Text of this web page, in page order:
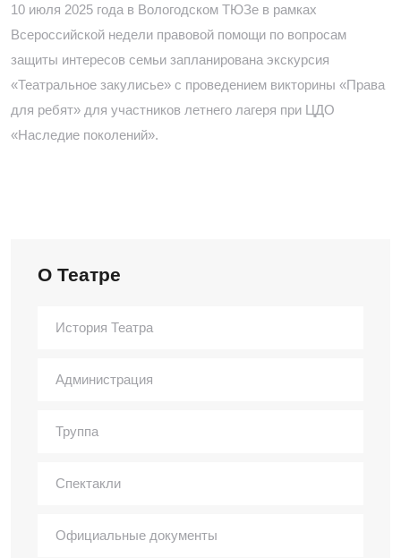
10 июля 2025 года в Вологодском ТЮЗе в рамках
Всероссийской недели правовой помощи по вопросам
защиты интересов семьи запланирована экскурсия
«Театральное закулисье» с проведением викторины «Права
для ребят» для участников летнего лагеря при ЦДО
«Наследие поколений».
О Театре
История Театра
Администрация
Труппа
Спектакли
Официальные документы